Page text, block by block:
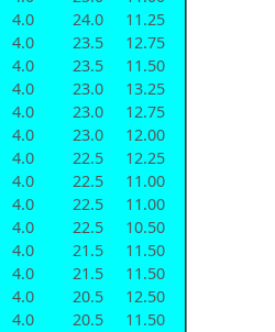
4.0 24.0
11.25
4.0 23.5
12.75
4.0 23.5
11.50
4.0 23.0
13.25
4.0 23.0
12.75
4.0 23.0
12.00
4.0 22.5
12.25
4.0 22.5
11.00
4.0 22.5
11.00
4.0 22.5
10.50
4.0 21.5
11.50
4.0 21.5
11.50
4.0 20.5
12.50
4.0 20.5
11.50